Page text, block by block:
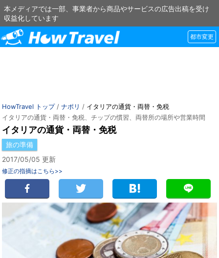
本メディアでは一部、事業者から商品やサービスの広告出稿を受け
収益化しています
都市変更
HowTravel トップ/ ナポリ / イタリアの通貨・両替・免税
イタリアの通貨・両替・免税、チップの慣習、両替所の場所や営業時間
イタリアの通貨・両替・免税
旅の準備
2017/05/05 更新
修正の指摘はこちら>>